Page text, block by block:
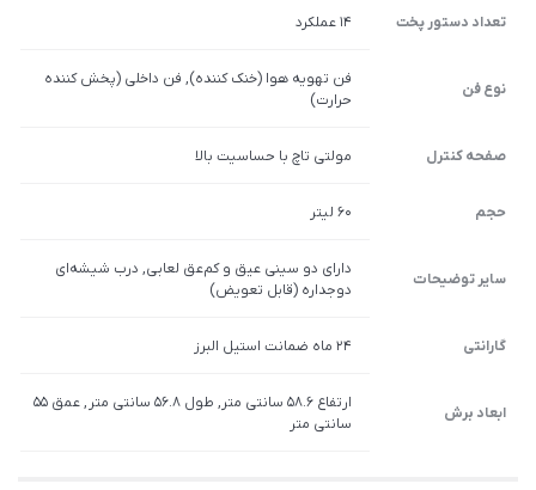
تعداد دستور پخت 14 عملکرد
نوع فن
فن تهویه هوا (خنک کننده), فن داخلی (پخش کننده
حرارت)
صفحه کنترل مولتی تاچ با حساسیت بالا
حجم 60 لیتر
سایر توضیحات
دارای دو سینی عیق و کم‌عق لعابی, درب شیشه‌ای
دوجداره (قابل تعویض)
گارانتی 24 ماه ضمانت استیل البرز
ابعاد برش
ارتفاع 58.6 سانتی متر, طول 56.8 سانتی متر , عمق 55
سانتی متر